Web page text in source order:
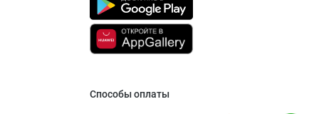
Способы оплаты